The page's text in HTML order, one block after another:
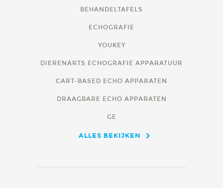
BEHANDELTAFELS
ECHOGRAFIE
YOUKEY
DIERENARTS ECHOGRAFIE APPARATUUR
CART-BASED ECHO APPARATEN
DRAAGBARE ECHO APPARATEN
GE
ALLES BEKIJKEN